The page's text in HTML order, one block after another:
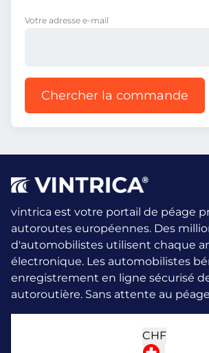
Votre adresse e-mail
Chercher la commande
vintrica est votre portail de péage
autoroutes européennes. Des
d'automobilistes utilisent chaque
électronique. Les automobilistes
enregistrement en ligne sécurisé
autoroutière. Sans attente au
CHF